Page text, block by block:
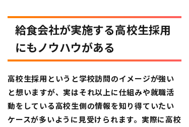
給食会社が実施する高校生採用
にもノウハウがある
高校生採用というと学校訪問のイメージが強い
と想いますが、実はそれ以上に仕組みや就職活
動をしている高校生側の情報を知り得ていたい
ケースが多いように見受けられます。実際に高校